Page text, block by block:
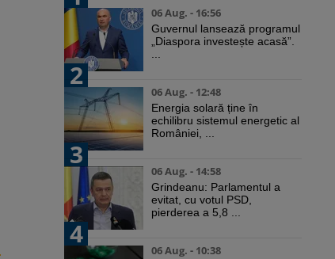
06 Aug. - 16:56
Guvernul lansează programul
„Diaspora investește acasă”.
2
06 Aug. - 12:48
Energia solară ține în
echilibru sistemul energetic al
României, ...
3
06 Aug. - 14:58
Grindeanu: Parlamentul a
evitat, cu votul PSD,
pierderea a 5,8 ...
4
06 Aug. - 10:38